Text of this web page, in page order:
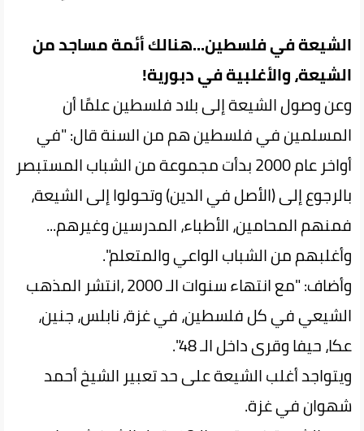
الشيعة في فلسطين...هنالك أئمة مساجد من
الشيعة، والأغلبية في دبورية!
وعن وصول الشيعة إلى بلاد فلسطين علمًا أن
المسلمين في فلسطين هم من السنة قال: "في
أواخر عام 2000 بدأت مجموعة من الشباب المستبصر
بالرجوع إلى (الأصل في الدين) وتحولوا إلى الشيعة،
فمنهم المحامين، الأطباء، المدرسين وغيرهم...
وأغلبهم من الشباب الواعي والمتعلم".
وأضاف: "مع انتهاء سنوات الـ 2000 ،انتشر المذهب
الشيعي في كل فلسطين، في غزة، نابلس، جنين،
عكا، حيفا وقرى داخل الـ 48".
ويتواجد أغلب الشيعة على حد تعبير الشيخ أحمد
شهوان في غزة.